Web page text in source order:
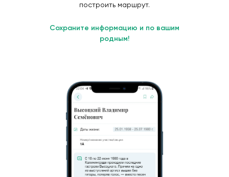
построить маршрут.
Сохраните информацию и по вашим
родным!